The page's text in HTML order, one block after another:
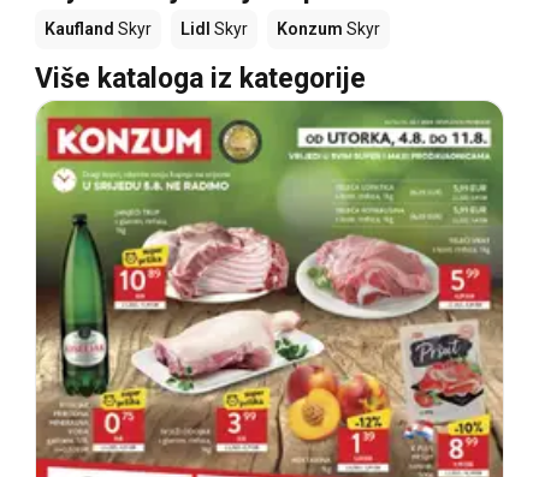
Kaufland Skyr Lidl Skyr Konzum Skyr
Više kataloga iz kategorije